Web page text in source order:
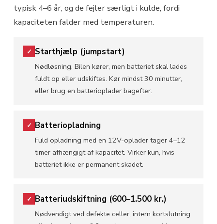
typisk 4–6 år, og de fejler særligt i kulde, fordi
kapaciteten falder med temperaturen.
✓ Starthjælp (jumpstart)
Nødløsning. Bilen kører, men batteriet skal lades
fuldt op eller udskiftes. Kør mindst 30 minutter,
eller brug en batterioplader bagefter.
✓ Batteriopladning
Fuld opladning med en 12V-oplader tager 4–12
timer afhængigt af kapacitet. Virker kun, hvis
batteriet ikke er permanent skadet.
✓ Batteriudskiftning (600–1.500 kr.)
Nødvendigt ved defekte celler, intern kortslutning